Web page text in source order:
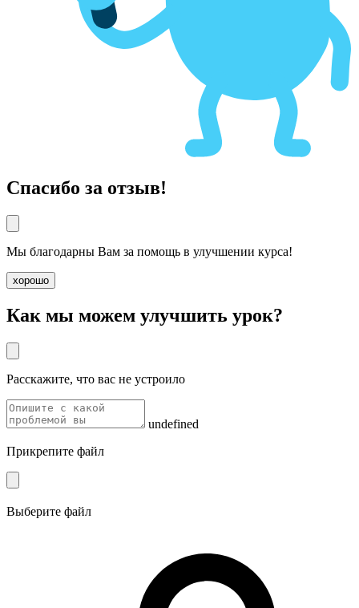
Спасибо за отзыв!
Мы благодарны Вам за помощь в улучшении курса!
хорошо
Как мы можем улучшить урок?
Расскажите, что вас не устроило
undefined
Прикрепите файл
Выберите файл